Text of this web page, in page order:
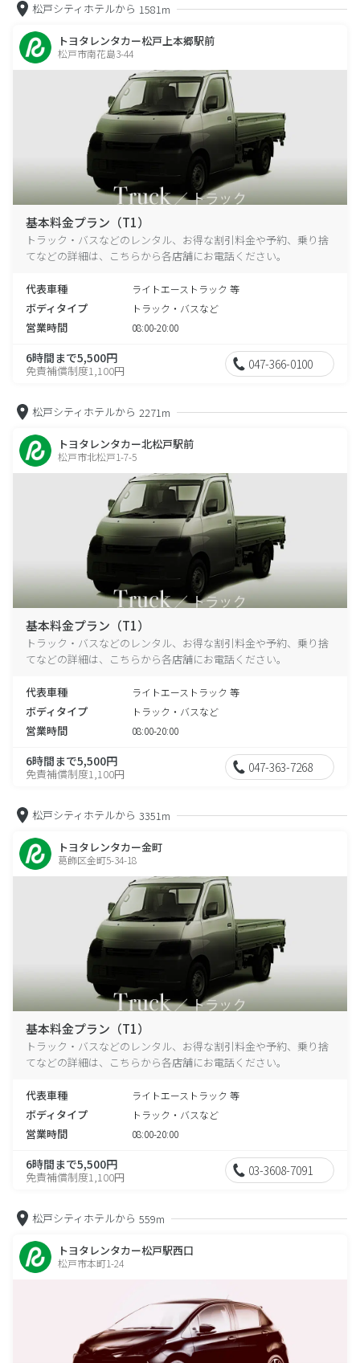
松戸シティホテルから 1581m
トヨタレンタカー松戸上本郷駅前
松戸市南花島3-44
基本料金プラン（T1）
トラック・バスなどのレンタル、お得な割引料金や予約、乗り捨
てなどの詳細は、こちらから各店舗にお電話ください。
代表車種 ライトエーストラック 等
ボディタイプ トラック・バスなど
営業時間 08:00-20:00
6時間まで5,500円
免責補償制度1,100円 047-366-0100
松戸シティホテルから 2271m
トヨタレンタカー北松戸駅前
松戸市北松戸1-7-5
基本料金プラン（T1）
トラック・バスなどのレンタル、お得な割引料金や予約、乗り捨
てなどの詳細は、こちらから各店舗にお電話ください。
代表車種 ライトエーストラック 等
ボディタイプ トラック・バスなど
営業時間 08:00-20:00
6時間まで5,500円
免責補償制度1,100円 047-363-7268
松戸シティホテルから 3351m
トヨタレンタカー金町
葛飾区金町5-34-18
基本料金プラン（T1）
トラック・バスなどのレンタル、お得な割引料金や予約、乗り捨
てなどの詳細は、こちらから各店舗にお電話ください。
代表車種 ライトエーストラック 等
ボディタイプ トラック・バスなど
営業時間 08:00-20:00
6時間まで5,500円
免責補償制度1,100円 03-3608-7091
松戸シティホテルから 559m
トヨタレンタカー松戸駅西口
松戸市本町1-24